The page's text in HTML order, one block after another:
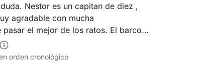
Nestor es un capitan de diez ,
agradable con mucha
el mejor de los ratos. El barco
con tablas de paddel surf, plataforma
de uso y neveras para meter
orden cronológico